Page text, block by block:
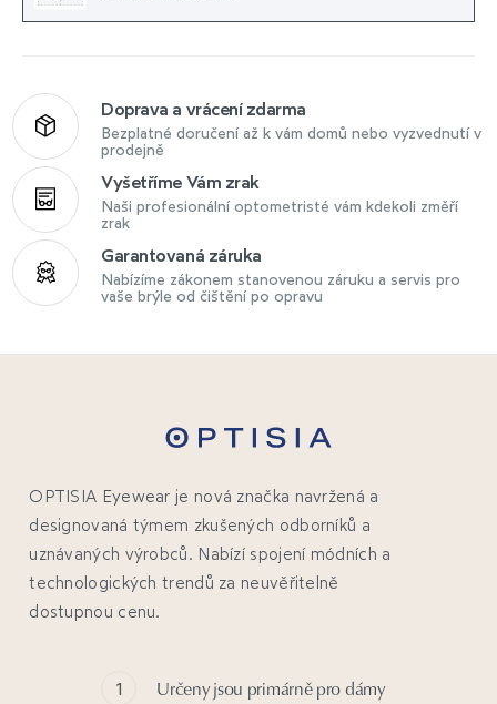
Doprava a vrácení zdarma
Bezplatné doručení až k vám domů nebo vyzvednutí v
prodejně
Vyšetříme Vám zrak
Naši profesionální optometristé vám kdekoli změří
zrak
Garantovaná záruka
Nabízíme zákonem stanovenou záruku a servis pro
vaše brýle od čištění po opravu
OPTISIA Eyewear je nová značka navržená a
designovaná týmem zkušených odborníků a
uznávaných výrobců. Nabízí spojení módních a
technologických trendů za neuvěřitelně
dostupnou cenu.
Určeny jsou primárně pro dámy